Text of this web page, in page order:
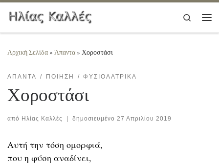
Μετάβαση στο περιεχόμενο
Search
Αρχική Σελίδα » Άπαντα » Χοροστάσι
ΆΠΑΝΤΑ ΠΟΊΗΣΗ ΦΥΣΙΟΛΑΤΡΙΚΆ
Χοροστάσι
από Ηλίας Καλλές | δημοσιευμένο 27 Απριλίου 2019
Αυτή την τόση ομορφιά,
που η φύση αναδίνει,